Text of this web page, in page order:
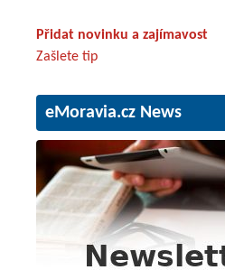
Přidat novinku a zajímavost
Zašlete tip
eMoravia.cz News